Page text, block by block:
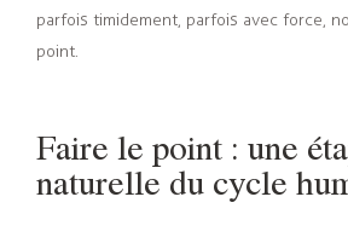
parfois timidement, parfois avec force,
point.
Faire le point : une
naturelle du cycle